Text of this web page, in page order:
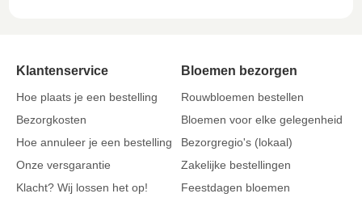
Klantenservice
Hoe plaats je een bestelling
Bezorgkosten
Hoe annuleer je een bestelling
Onze versgarantie
Klacht? Wij lossen het op!
Bloemen bezorgen
Rouwbloemen bestellen
Bloemen voor elke gelegenheid
Bezorgregio's (lokaal)
Zakelijke bestellingen
Feestdagen bloemen